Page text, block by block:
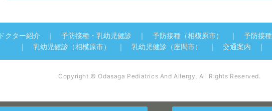
ドクター紹介 予防接種・乳幼児健診 予防接種（相模原市） 予防接種
乳幼児健診（相模原市）
乳幼児健診（座間市） 交通案内
Copyright © Odasaga Pediatrics And Allergy, All Rights Reserved.